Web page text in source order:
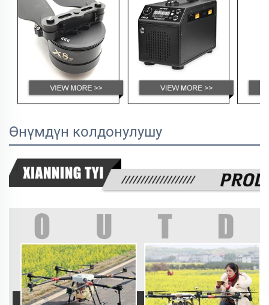
Өнүмдүн колдонулушу